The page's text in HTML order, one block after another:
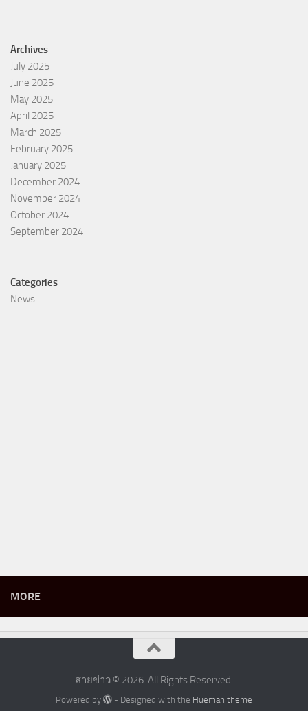
Archives
July 2025
June 2025
May 2025
April 2025
March 2025
February 2025
January 2025
December 2024
November 2024
October 2024
September 2024
Categories
News
MORE
สายข่าว © 2026. All Rights Reserved.
Powered by - Designed with the Hueman theme